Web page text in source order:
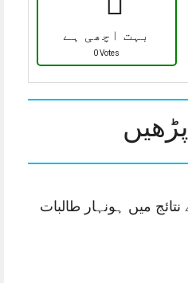
بہت اچھی ہے
0 Votes
میں ہونہار طالبات